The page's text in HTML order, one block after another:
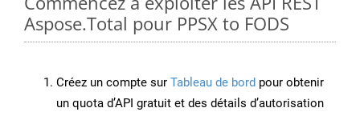
Aspose.Total pour PPSX to FODS
Créez un compte sur Tableau de bord pour obtenir
un quota d’API gratuit et des détails d’autorisation